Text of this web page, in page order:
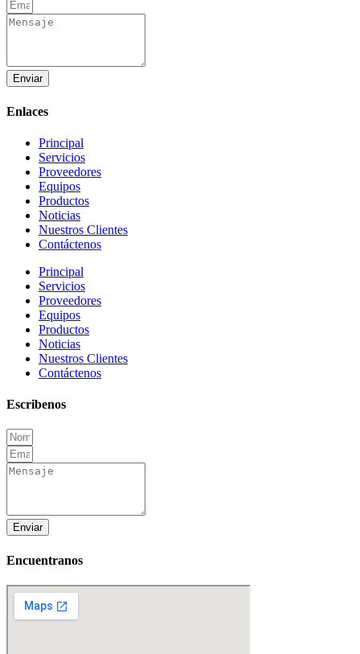
Enviar
Enlaces
Principal
Servicios
Proveedores
Equipos
Productos
Noticias
Nuestros Clientes
Contáctenos
Principal
Servicios
Proveedores
Equipos
Productos
Noticias
Nuestros Clientes
Contáctenos
Escribenos
Enviar
Encuentranos